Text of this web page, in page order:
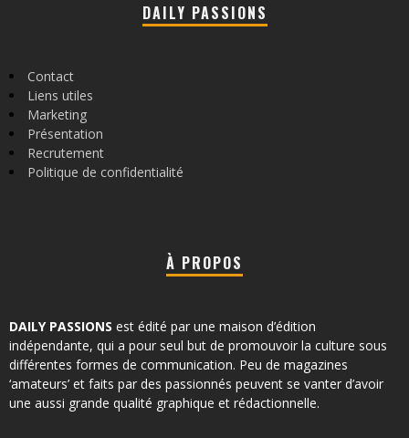
DAILY PASSIONS
Contact
Liens utiles
Marketing
Présentation
Recrutement
Politique de confidentialité
À PROPOS
DAILY PASSIONS est édité par une maison d’édition
indépendante, qui a pour seul but de promouvoir la culture sous
différentes formes de communication. Peu de magazines
‘amateurs’ et faits par des passionnés peuvent se vanter d’avoir
une aussi grande qualité graphique et rédactionnelle.